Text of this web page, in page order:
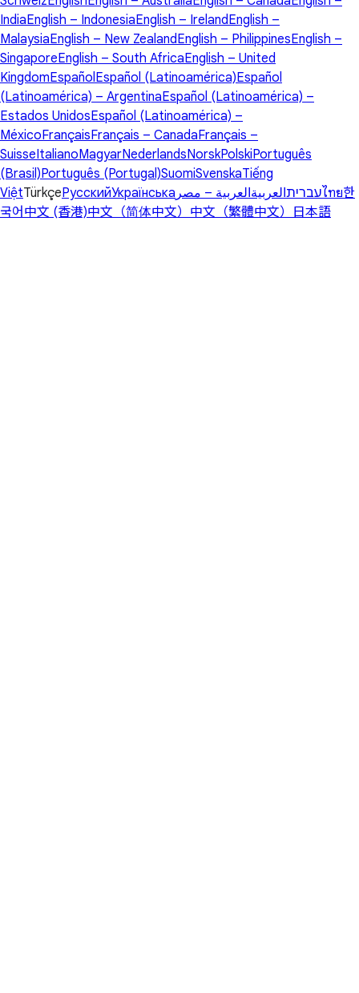
IndiaEnglish – IndonesiaEnglish – IrelandEnglish –
MalaysiaEnglish – New ZealandEnglish – PhilippinesEnglish –
SingaporeEnglish – South AfricaEnglish – United
KingdomEspañolEspañol (Latinoamérica)Español
(Latinoamérica) – ArgentinaEspañol (Latinoamérica) –
Estados UnidosEspañol (Latinoamérica) –
MéxicoFrançaisFrançais – CanadaFrançais –
SuisseItalianoMagyarNederlandsNorskPolskiPortuguês
(Brasil)Português (Portugal)SuomiSvenskaTiếng
ViệtTürkçeРусскийУкраїнська עבריתالعربيةالعربية – مصر ไทย한
국어 中文 (香港)中文（简体中文） 中文（繁體中文） 日本語